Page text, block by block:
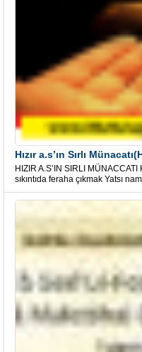
HIZIR A.S’IN SIRLI
sıkıntıda feraha çıkmak Yatsı